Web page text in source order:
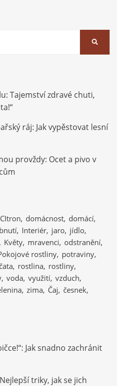
Tajemství zdravé chuti,
ráj: Jak vypěstovat lesní
provždy: Ocet a pivo v
CItron domácnost domácí
Interiér jaro jídlo
Květy mravenci odstranění
rostliny potraviny
rostlina rostliny
voda využití vzduch
zima Čaj česnek
Jak snadno zachránit
triky, jak se jich